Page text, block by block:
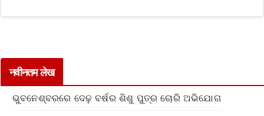
नवीनतम लेख
ଭୁବନେଶ୍ବରରେ ଦେଢ଼ ବର୍ଷର ଶିଶୁ ପୁତ୍ର ଚୋରି ଅଭିଯୋଗ